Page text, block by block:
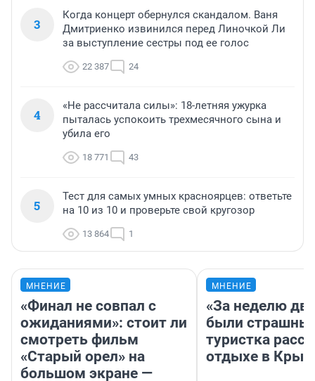
3
Когда концерт обернулся скандалом. Ваня
Дмитриенко извинился перед Линочкой Ли
за выступление сестры под ее голос
22 387 24
4
«Не рассчитала силы»: 18-летняя ужурка
пыталась успокоить трехмесячного сына и
убила его
18 771 43
5
Тест для самых умных красноярцев: ответьте
на 10 из 10 и проверьте свой кругозор
13 864 1
МНЕНИЕ
«Финал не совпал с
ожиданиями»: стоит ли
смотреть фильм
«Старый орел» на
большом экране —
МНЕНИЕ
«За неделю
были
туристка
отдыхе в